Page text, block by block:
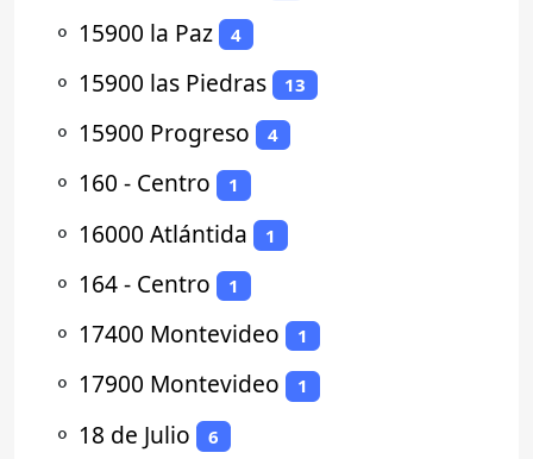
⚬ 15900 la Paz 4
⚬ 15900 las Piedras 13
⚬ 15900 Progreso 4
⚬ 160 - Centro 1
⚬ 16000 Atlántida 1
⚬ 164 - Centro 1
⚬ 17400 Montevideo 1
⚬ 17900 Montevideo 1
⚬ 18 de Julio 6